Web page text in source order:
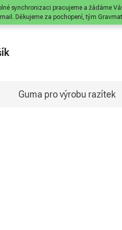
synchronizaci pracujeme a žádáme
Děkujeme za pochopení, tým Gravmat
Guma pro výrobu razítek